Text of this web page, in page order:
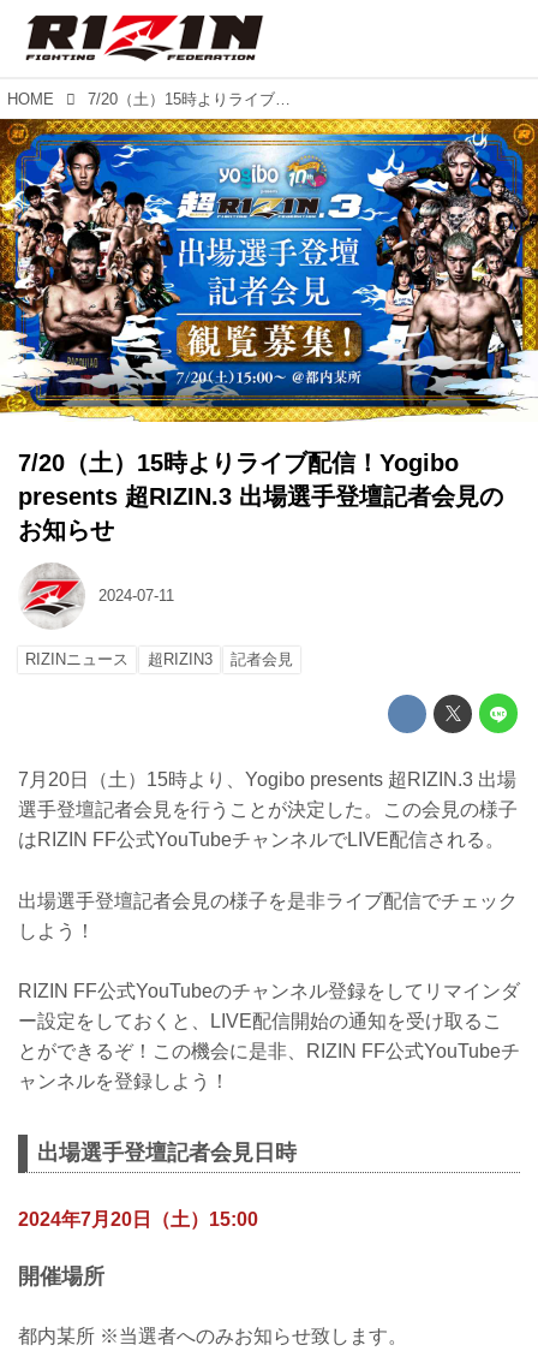
HOME 7/20（土）15時よりライブ配信！Yogibo presents 超RIZIN.3 出場選手登壇記者会見のお知らせ
7/20（土）15時よりライブ配信！Yogibo
presents 超RIZIN.3 出場選手登壇記者会見の
お知らせ
2024-07-11
RIZINニュース 超RIZIN3 記者会見
7月20日（土）15時より、Yogibo presents 超RIZIN.3 出場
選手登壇記者会見を行うことが決定した。この会見の様子
はRIZIN FF公式YouTubeチャンネルでLIVE配信される。
出場選手登壇記者会見の様子を是非ライブ配信でチェック
しよう！
RIZIN FF公式YouTubeのチャンネル登録をしてリマインダ
ー設定をしておくと、LIVE配信開始の通知を受け取るこ
とができるぞ！この機会に是非、RIZIN FF公式YouTubeチ
ャンネルを登録しよう！
出場選手登壇記者会見日時
2024年7月20日（土）15:00
開催場所
都内某所 ※当選者へのみお知らせ致します。